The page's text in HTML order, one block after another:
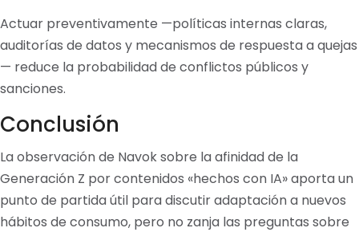
Actuar preventivamente —políticas internas claras,
auditorías de datos y mecanismos de respuesta a quejas
— reduce la probabilidad de conflictos públicos y
sanciones.
Conclusión
La observación de Navok sobre la afinidad de la
Generación Z por contenidos «hechos con IA» aporta un
punto de partida útil para discutir adaptación a nuevos
hábitos de consumo, pero no zanja las preguntas sobre